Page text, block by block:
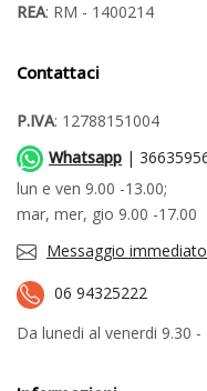
REA: RM - 1400214
Contattaci
P.IVA: 12788151004
Whatsapp |
lun e ven 9.00 -13.00;
mar, mer, gio 9.00 -17.00
Messaggio immediato
06 94325222
Da lunedi al venerdi 9.30 -